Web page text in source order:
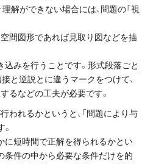
解ができない場合には、問題の「視
空間図形であれば見取り図などを描
込みを行うことです。形式段落ごと
と逆説とに違うマークをつけて、
るなどの工夫が必要です。
われるかというと、「問題により与
に短時間で正解を得られるかとい
条件の中から必要な条件だけを的